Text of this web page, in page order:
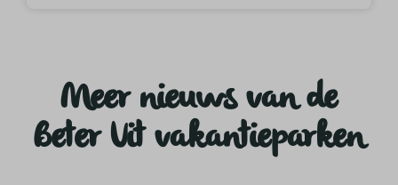
Meer nieuws van de
Beter Uit vakantieparken